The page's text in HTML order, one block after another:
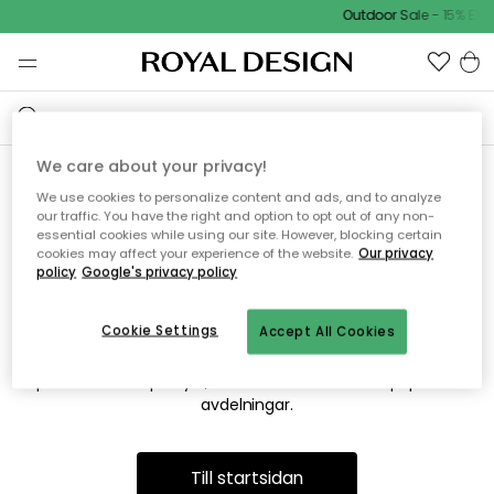
Outdoor Sale - 15%
Vi hittar tyvärr inte sidan du
söker
Detta kan bero på att sidan inte längre finns eller att den har
flyttats. Vi ber om ursäkt för besväret. I menyn ovan kan du
prova att söka på nytt, eller besöka en av våra populära
avdelningar.
Till startsidan
We care about your privacy!
We use cookies to personalize content and ads, and to analyze
our traffic. You have the right and option to opt out of any non-
essential cookies while using our site. However, blocking certain
cookies may affect your experience of the website. Our privacy
policy Google's privacy policy
Accept All Cookies
Cookie Settings